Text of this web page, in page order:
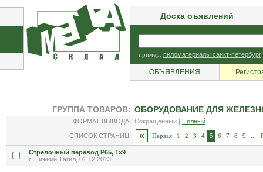
Доска оъявлений
пример: пиломатериалы санкт-петербург
ОБЪЯВЛЕНИЯ
ГРУППА ТОВАРОВ: ОБОРУДОВАНИЕ ДЛЯ
ФОРМАТ ВЫВОДА: Сокращенный | Полный
СПИСОК СТРАНИЦ: « Первая 1 2 3 4 5 6 7 8 9
Стрелочный перевод Р65, 1х9
г. Нижний Тагил, 01.12.2013